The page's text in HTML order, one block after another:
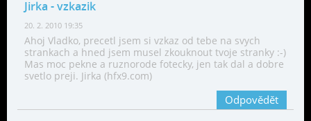
Jirka - vzkazik
20. 2. 2010 19:35
Ahoj Vladko, precetl jsem si vzkaz od tebe na svych
strankach a hned jsem musel zkouknout tvoje stranky :-)
Mas moc pekne a ruznorode fotecky, jen tak dal a dobre
svetlo preji. Jirka (hfx9.com)
Odpovědět